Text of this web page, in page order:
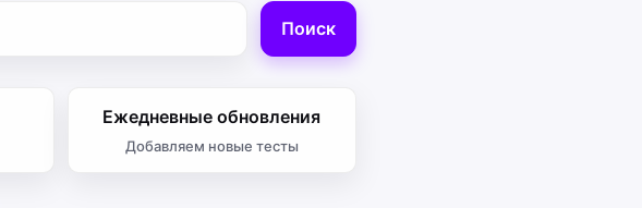
Поиск
Ежедневные обновления
Добавляем новые тесты